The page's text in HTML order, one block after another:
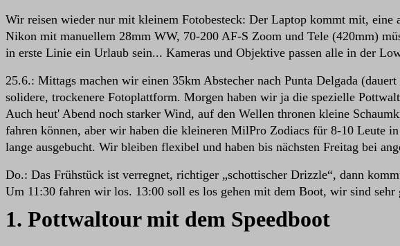
Wir reisen wieder nur mit kleinem Fotobesteck: Der Laptop kommt mit,
Nikon mit manuellem 28mm WW, 70-200 AF-S Zoom und Tele (420mm)
in erste Linie ein Urlaub sein... Kameras und Objektive passen alle in der
25.6.: Mittags machen wir einen 35km Abstecher nach Punta Delgada
solidere, trockenere Fotoplattform. Morgen haben wir ja die spezielle
Auch heut' Abend noch starker Wind, auf den Wellen thronen kleine
fahren können, aber wir haben die kleineren MilPro Zodiacs für 8-10 Leute
lange ausgebucht. Wir bleiben flexibel und haben bis nächsten Freitag bei
Do.: Das Frühstück ist verregnet, richtiger „schottischer Drizzle“, dann
Um 11:30 fahren wir los. 13:00 soll es los gehen mit dem Boot, wir sind sehr
1. Pottwaltour mit dem Speedboot